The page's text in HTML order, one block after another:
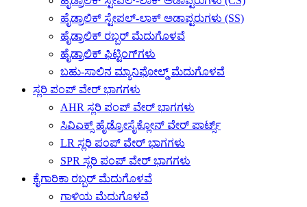
ಹೈಡ್ರಾಲಿಕ್ ಸ್ಟೇಪಲ್-ಲಾಕ್ ಅಡಾಪ್ಟರುಗಳು (SS)
ಹೈಡ್ರಾಲಿಕ್ ರಬ್ಬರ್ ಮೆದುಗೊಳವೆ
ಹೈಡ್ರಾಲಿಕ್ ಫಿಟ್ಟಿಂಗ್‌ಗಳು
ಬಹು-ಸಾಲಿನ ಮ್ಯಾನಿಫೋಲ್ಡ್ ಮೆದುಗೊಳವೆ
ಸ್ಲರಿ ಪಂಪ್ ವೇರ್ ಭಾಗಗಳು
AHR ಸ್ಲರಿ ಪಂಪ್ ವೇರ್ ಭಾಗಗಳು
ಸಿವಿಎಕ್ಸ್ ಹೈಡ್ರೋಸೈಕ್ಲೋನ್ ವೇರ್ ಪಾರ್ಟ್ಸ್
LR ಸ್ಲರಿ ಪಂಪ್ ವೇರ್ ಭಾಗಗಳು
SPR ಸ್ಲರಿ ಪಂಪ್ ವೇರ್ ಭಾಗಗಳು
ಕೈಗಾರಿಕಾ ರಬ್ಬರ್ ಮೆದುಗೊಳವೆ
ಗಾಳಿಯ ಮೆದುಗೊಳವೆ